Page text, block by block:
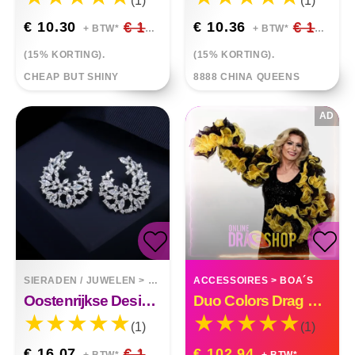
€ 10.30 + BTW* € 12.12
(15% KORTING).
CHEAP BUT SHINY
€ 10.36 + BTW* € 12.19
(15% KORTING).
8888 CHINA QUEENS
SIERADEN / JUWELEN > OORBELLEN
Oostenrijkse Designaccessoires Kristallen Sieraden Oorknopjes Met Zirconia
(1)
ACCESSOIRES > BOA´S
Duo Colors Drag Queen Organza Ruffle Boa
(1)
AD